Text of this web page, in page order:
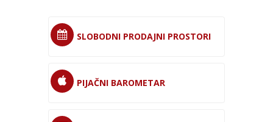
SLOBODNI PRODAJNI PROSTORI
PIJAČNI BAROMETAR